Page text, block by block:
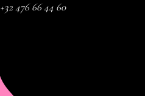
+32 476 66 44 60